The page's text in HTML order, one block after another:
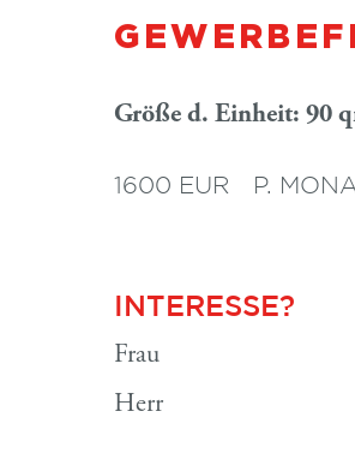
Größe d. Einheit: 90
1600 EUR P.
INTERESSE?
Frau
Herr